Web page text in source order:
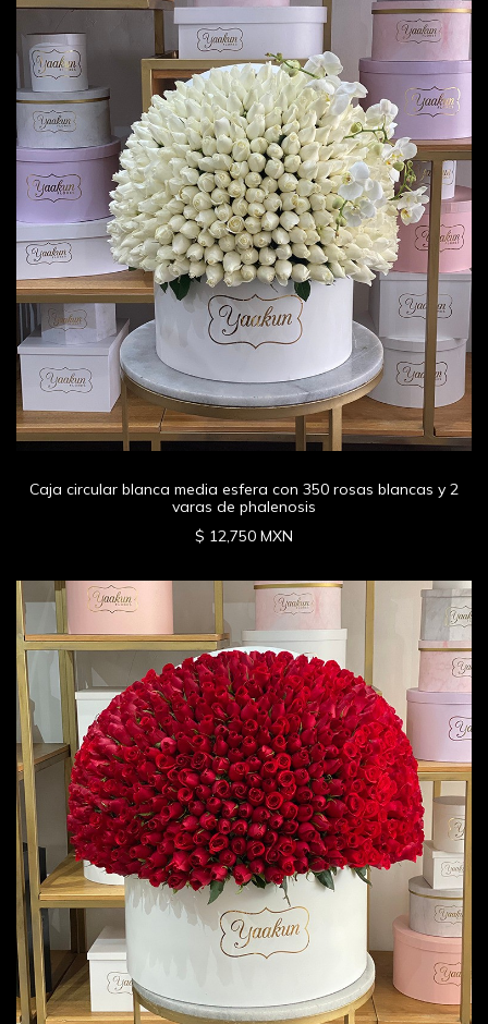
Caja circular blanca media esfera con 350 rosas blancas y 2
varas de phalenosis
$ 12,750 MXN